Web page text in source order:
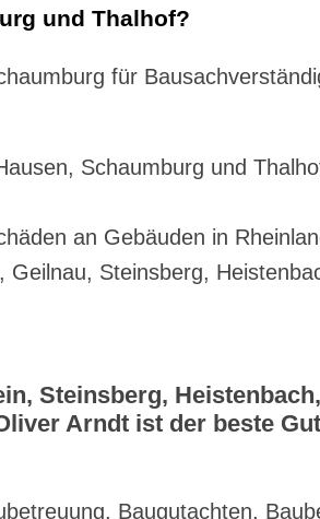
und Thalhof?
für
Schaumburg und
an Gebäuden in
Steinsberg,
Steinsberg,
Arndt ist der beste
Baugutachten,